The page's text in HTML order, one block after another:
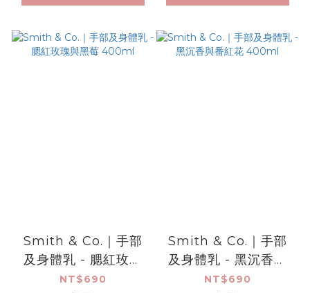
Smith & Co.｜手部
及身體乳 - 腮紅玫瑰
與黑莓 400ml
NT$690
Smith & Co.｜手部
及身體乳 - 黑沉香與
番紅花 400ml
NT$690